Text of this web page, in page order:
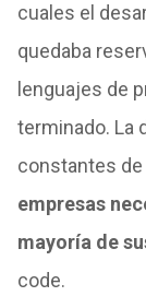
cuales el
quedaba
lenguajes de
terminado. La
constantes
empresas
mayoría de
code.